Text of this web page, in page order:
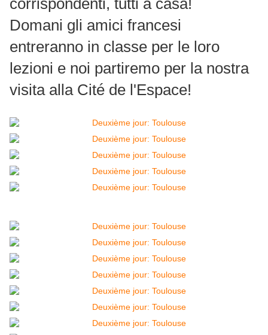
corrispondenti, tutti a casa!
Domani gli amici francesi
entreranno in classe per le loro
lezioni e noi partiremo per la nostra
visita alla Cité de l'Espace!